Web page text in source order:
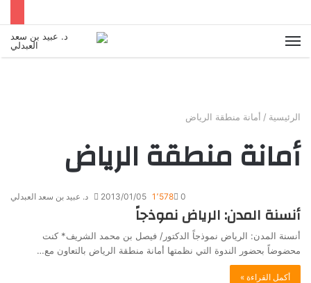
القائمة
الرئيسية / أمانة منطقة الرياض
أمانة منطقة الرياض
د. عبيد بن سعد العبدلي 2013/01/05 0 1٬578
أنسنة المدن: الرياض نموذجاً
أنسنة المدن: الرياض نموذجاً الدكتور/ فيصل بن محمد الشريف* كنت
محضوضاً بحضور الندوة التي نظمتها أمانة منطقة الرياض بالتعاون مع…
أكمل القراءة »